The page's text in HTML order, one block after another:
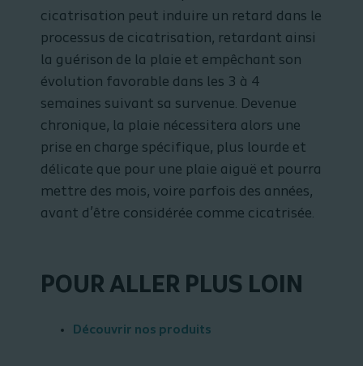
cicatrisation peut induire un retard dans le
processus de cicatrisation, retardant ainsi
la guérison de la plaie et empêchant son
évolution favorable dans les 3 à 4
semaines suivant sa survenue. Devenue
chronique, la plaie nécessitera alors une
prise en charge spécifique, plus lourde et
délicate que pour une plaie aiguë et pourra
mettre des mois, voire parfois des années,
avant d’être considérée comme cicatrisée.
POUR ALLER PLUS LOIN
Découvrir nos produits